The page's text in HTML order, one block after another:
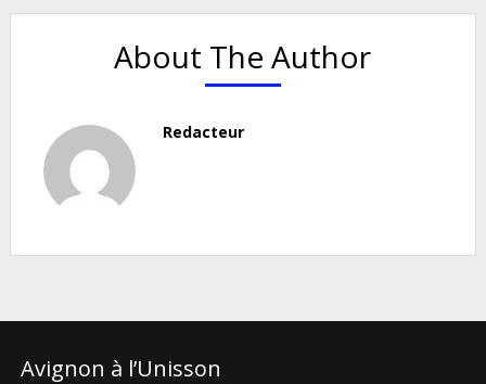
About The Author
Redacteur
Avignon à l’Unisson